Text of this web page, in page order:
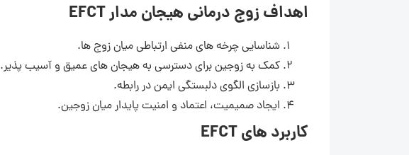
اهداف زوج درمانی هیجان مدار EFCT
شناسایی چرخه های منفی ارتباطی میان زوج ها.
کمک به زوجین برای دسترسی به هیجان های عمیق و آسیب پذیر.
بازسازی الگوی دلبستگی ایمن در رابطه.
ایجاد صمیمیت، اعتماد و امنیت پایدار میان زوجین.
کاربرد های EFCT